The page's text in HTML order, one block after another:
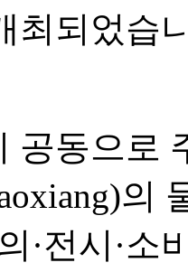
최되었습
공동으로
의
·전시·